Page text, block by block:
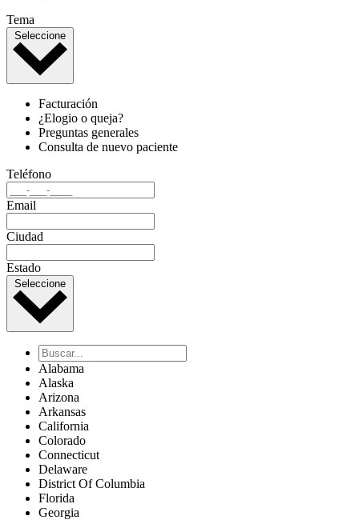
Tema
Seleccione
Facturación
¿Elogio o queja?
Preguntas generales
Consulta de nuevo paciente
Teléfono
Email
Ciudad
Estado
Seleccione
Alabama
Alaska
Arizona
Arkansas
California
Colorado
Connecticut
Delaware
District Of Columbia
Florida
Georgia